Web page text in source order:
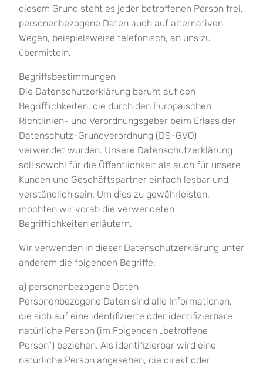
diesem Grund steht es jeder betroffenen Person frei,
personenbezogene Daten auch auf alternativen
Wegen, beispielsweise telefonisch, an uns zu
übermitteln.
Begriffsbestimmungen
Die Datenschutzerklärung beruht auf den
Begrifflichkeiten, die durch den Europäischen
Richtlinien- und Verordnungsgeber beim Erlass der
Datenschutz-Grundverordnung (DS-GVO)
verwendet wurden. Unsere Datenschutzerklärung
soll sowohl für die Öffentlichkeit als auch für unsere
Kunden und Geschäftspartner einfach lesbar und
verständlich sein. Um dies zu gewährleisten,
möchten wir vorab die verwendeten
Begrifflichkeiten erläutern.
Wir verwenden in dieser Datenschutzerklärung unter
anderem die folgenden Begriffe:
a) personenbezogene Daten
Personenbezogene Daten sind alle Informationen,
die sich auf eine identifizierte oder identifizierbare
natürliche Person (im Folgenden „betroffene
Person“) beziehen. Als identifizierbar wird eine
natürliche Person angesehen, die direkt oder